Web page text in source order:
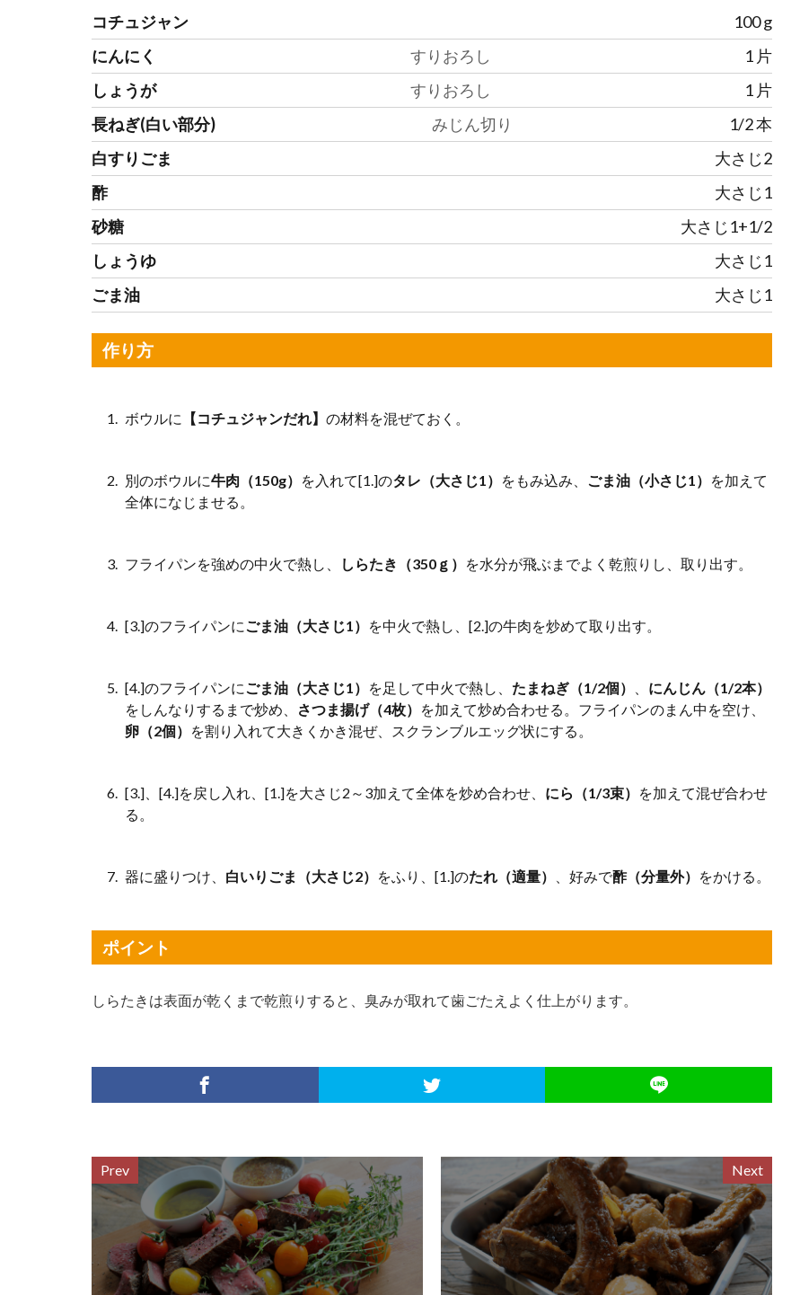
コチュジャン 100g
にんにく
すりおろし 1 片
しょうが
すりおろし 1 片
長ねぎ(白い部分)
みじん切り 1/2本
白すりごま
大さじ2
酢
大さじ1
砂糖
大さじ1+1/2
しょうゆ
大さじ1
ごま油
大さじ1
作り方
ボウルに 【コチュジャンだれ】 の材料を混ぜておく。
別のボウルに牛肉（150g） を入れて[1.]のタレ（大さじ1） をもみ込み、 ごま油（小さじ1） を加えて
全体になじませる。
フライパンを強めの中火で熱し、 しらたき（350ｇ） を水分が飛ぶまでよく乾煎りし、取り出す。
[3.]のフライパンにごま油（大さじ1） を中火で熱し、[2.]の牛肉を炒めて取り出す。
[4.]のフライパンにごま油（大さじ1） を足して中火で熱し、 たまねぎ（1/2個）
にんじん（1/2本）
をしんなりするまで炒め、
さつま揚げ（4枚） を加えて炒め合わせる。フライパンのまん中を空け、
卵（2個） を割り入れて大きくかき混ぜ、スクランブルエッグ状にする。
[3.]、[4.]を戻し入れ、[1.]を大さじ2～3加えて全体を炒め合わせ、 にら（1/3束） を加えて混ぜ合わせ
る。
器に盛りつけ、 白いりごま（大さじ2） をふり、[1.]のたれ（適量） 、好みで酢（分量外） をかける。
ポイント
しらたきは表面が乾くまで乾煎りすると、臭みが取れて歯ごたえよく仕上がります。
Prev Next